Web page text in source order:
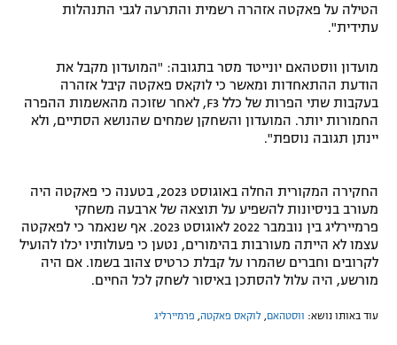
הטילה על פאקטה אזהרה רשמית והתרעה לגבי התנהלות
עתידית".
מועדון ווסטהאם יונייטד מסר בתגובה: "המועדון מקבל את
הודעת ההתאחדות ומאשר כי לוקאס פאקטה קיבל אזהרה
בעקבות שתי הפרות של כלל F3, לאחר שזוכה מהאשמות ההפרה
החמורות יותר. המועדון והשחקן שמחים שהנושא הסתיים, ולא
יינתן תגובה נוספת".
החקירה המקורית החלה באוגוסט 2023, בטענה כי פאקטה היה
מעורב בניסיונות להשפיע על תוצאה של ארבעה משחקי
פרמיירליג בין נובמבר 2022 לאוגוסט 2023. אף שנאמר כי לפאקטה
עצמו לא הייתה מעורבות בהימורים, נטען כי פעולותיו יכלו להועיל
לקרובים וחברים שהמרו על קבלת כרטיס צהוב בשמו. אם היה
מורשע, היה עלול להסתכן באיסור לשחק לכל החיים.
עוד באותו נושא: ווסטהאם לוקאס פאקטה פרמיירליג